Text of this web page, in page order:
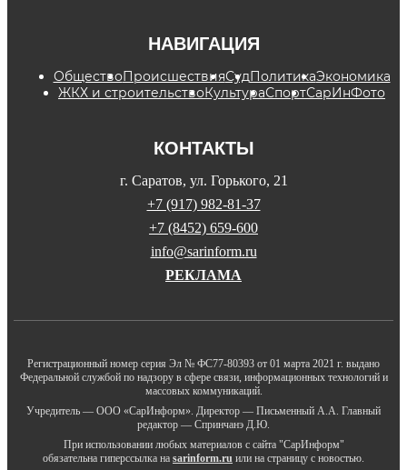
НАВИГАЦИЯ
ОбществоПроисшествияСудПолитикаЭкономика
ЖКХ и строительствоКультураСпортСарИнФото
КОНТАКТЫ
г. Саратов, ул. Горького, 21
+7 (917) 982-81-37
+7 (8452) 659-600
info@sarinform.ru
РЕКЛАМА
Регистрационный номер серия Эл № ФС77-80393 от 01 марта 2021 г. выдано
Федеральной службой по надзору в сфере связи, информационных технологий и
массовых коммуникаций.
Учредитель — ООО «СарИнформ». Директор — Письменный А.А. Главный
редактор — Спринчанэ Д.Ю.
При использовании любых материалов с сайта "СарИнформ"
обязательна гиперссылка на sarinform.ru или на страницу с новостью.